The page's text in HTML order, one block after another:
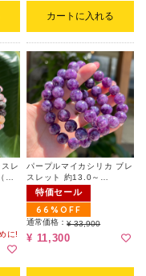
カートに入れる
レ
ラ
に!
パープルマイカシリカ ブレ
スレット 約13.0～
13.5mm（ランダム）（ポ
ーチ付）
特価セール
66%OFF
通常価格：¥ 33,900
¥ 11,300